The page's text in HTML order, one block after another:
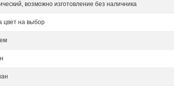
возможно изготовление без наличника
цвет на выбор